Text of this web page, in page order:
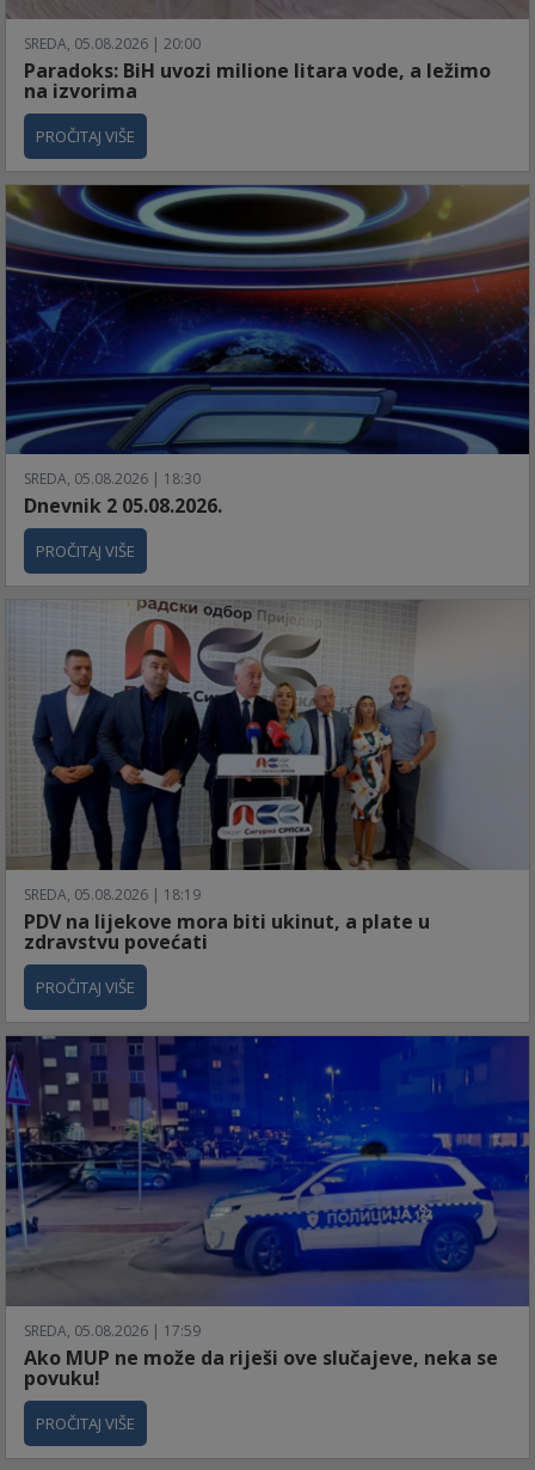
SREDA, 05.08.2026 | 20:00
Paradoks: BiH uvozi milione litara vode, a ležimo
na izvorima
PROČITAJ VIŠE
SREDA, 05.08.2026 | 18:30
Dnevnik 2 05.08.2026.
PROČITAJ VIŠE
SREDA, 05.08.2026 | 18:19
PDV na lijekove mora biti ukinut, a plate u
zdravstvu povećati
PROČITAJ VIŠE
SREDA, 05.08.2026 | 17:59
Ako MUP ne može da riješi ove slučajeve, neka se
povuku!
PROČITAJ VIŠE